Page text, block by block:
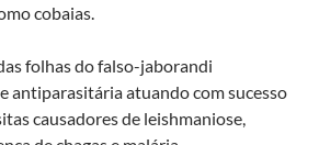
cobaias.
folhas do falso-jaborandi
antiparasitária atuando com sucesso
causadores de leishmaniose,